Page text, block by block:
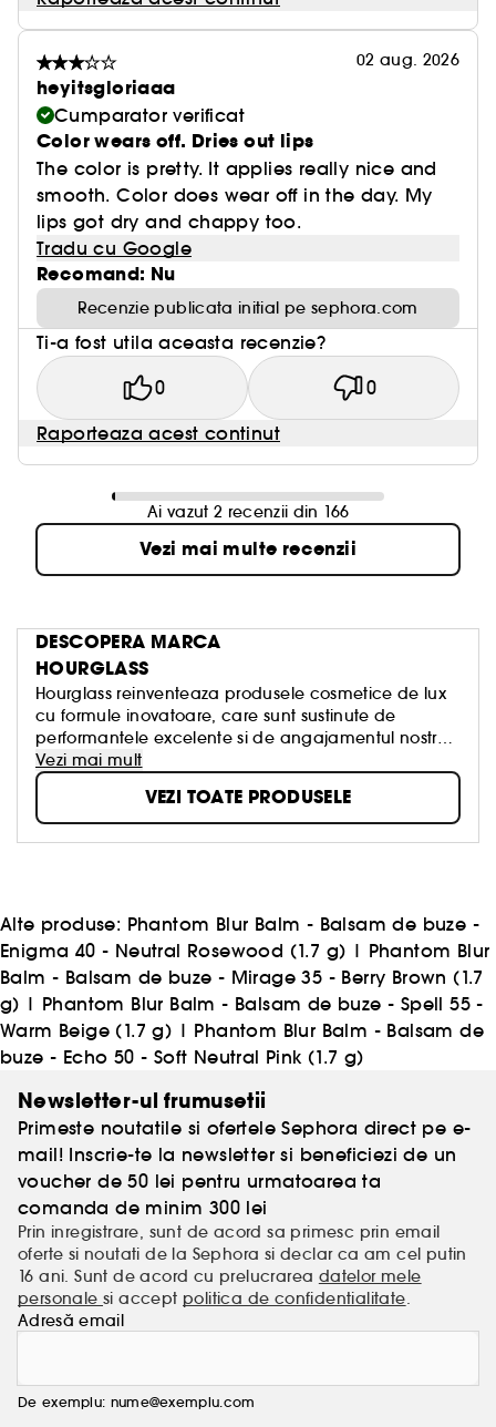
02 aug. 2026
heyitsgloriaaa
Cumparator verificat
Color wears off. Dries out lips
The color is pretty. It applies really nice and
smooth. Color does wear off in the day. My
lips got dry and chappy too.
Tradu cu Google
Recomand: Nu
Recenzie publicata initial pe sephora.com
Ti-a fost utila aceasta recenzie?
0 0
Raporteaza acest continut
Ai vazut 2 recenzii din 166
Vezi mai multe recenzii
DESCOPERA MARCA
HOURGLASS
Hourglass reinventeaza produsele cosmetice de lux
cu formule inovatoare, care sunt sustinute de
performantele excelente si de angajamentul nostru
ferm cu privire la bunastarea animalelor.
Vezi mai mult
VEZI TOATE PRODUSELE
Alte produse: Phantom Blur Balm - Balsam de buze -
Enigma 40 - Neutral Rosewood (1.7 g) | Phantom Blur
Balm - Balsam de buze - Mirage 35 - Berry Brown (1.7
g) | Phantom Blur Balm - Balsam de buze - Spell 55 -
Warm Beige (1.7 g) | Phantom Blur Balm - Balsam de
buze - Echo 50 - Soft Neutral Pink (1.7 g)
Newsletter-ul frumusetii
Primeste noutatile si ofertele Sephora direct pe e-
mail! Inscrie-te la newsletter si beneficiezi de un
voucher de 50 lei pentru urmatoarea ta
comanda de minim 300 lei
Prin inregistrare, sunt de acord sa primesc prin email
oferte si noutati de la Sephora si declar ca am cel putin
16 ani. Sunt de acord cu prelucrarea datelor mele
personalesi accept politica de confidentialitate.
Adresă email
De exemplu: nume@exemplu.com